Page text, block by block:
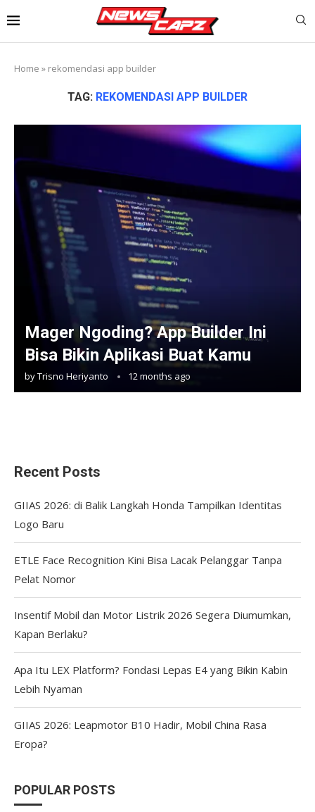
Home » rekomendasi app builder
TAG: REKOMENDASI APP BUILDER
Mager Ngoding? App Builder Ini
Bisa Bikin Aplikasi Buat Kamu
byTrisno Heriyanto 12 months ago
Recent Posts
GIIAS 2026: di Balik Langkah Honda Tampilkan Identitas
Logo Baru
ETLE Face Recognition Kini Bisa Lacak Pelanggar Tanpa
Pelat Nomor
Insentif Mobil dan Motor Listrik 2026 Segera Diumumkan,
Kapan Berlaku?
Apa Itu LEX Platform? Fondasi Lepas E4 yang Bikin Kabin
Lebih Nyaman
GIIAS 2026: Leapmotor B10 Hadir, Mobil China Rasa
Eropa?
POPULAR POSTS